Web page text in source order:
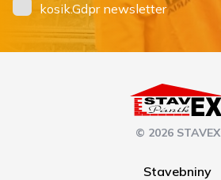
kosik.Gdpr newsletter
© 2026 STAVEX
Stavebniny